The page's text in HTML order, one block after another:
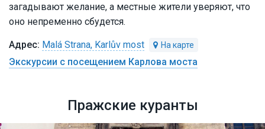
загадывают желание, а местные жители уверяют, что
оно непременно сбудется.
Malá Strana, Karlův most
Экскурсии с посещением Карлова моста
Пражские куранты